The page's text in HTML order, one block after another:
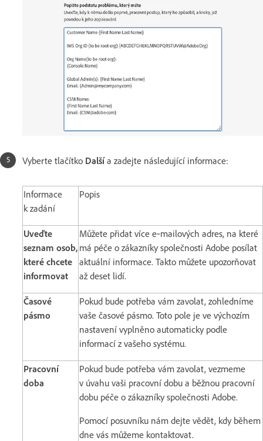
Vyberte tlačítko Dalšía zadejte následující informace:
Informace
k zadání
Popis
Uveďte
seznam osob,
které chcete
informovat
Můžete přidat více e‑mailových adres, na které
má péče o zákazníky společnosti Adobe posílat
aktuální informace. Takto můžete upozorňovat
až deset lidí.
Časové
pásmo
Pokud bude potřeba vám zavolat, zohledníme
vaše časové pásmo. Toto pole je ve výchozím
nastavení vyplněno automaticky podle
informací z vašeho systému.
Pracovní
doba
Pokud bude potřeba vám zavolat, vezmeme
v úvahu vaši pracovní dobu a běžnou pracovní
dobu péče o zákazníky společnosti Adobe.
Pomocí posuvníku nám dejte vědět, kdy během
dne vás můžeme kontaktovat.